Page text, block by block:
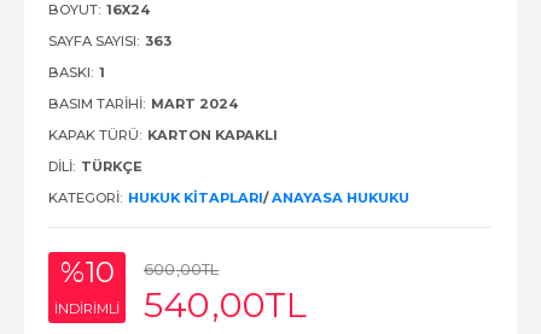
BOYUT: 16X24
SAYFA SAYISI: 363
BASKI: 1
BASIM TARIHI: MART 2024
KAPAK TÜRÜ: KARTON KAPAKLI
DILI: TÜRKÇE
KATEGORI: HUKUK KITAPLARI/ANAYASA HUKUKU
%10
INDIRIMLI
600,00TL
540,00TL